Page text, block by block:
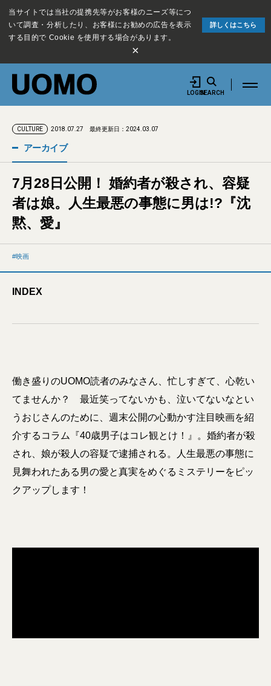
当サイトでは当社の提携先等がお客様のニーズ等につ
いて調査・分析したり、お客様にお勧めの広告を表示
する目的で Cookie を使用する場合があります。
詳しくはこちら
×
LOGINSEARCH
CULTURE 2018.07.27 最終更新日：2024.03.07
アーカイブ
7月28日公開！ 婚約者が殺され、容疑
者は娘。人生最悪の事態に男は!?『沈
黙、愛』
映画
INDEX
働き盛りのUOMO読者のみなさん、忙しすぎて、心乾い
てませんか？ 最近笑ってないかも、泣いてないなとい
うおじさんのために、週末公開の心動かす注目映画を紹
介するコラム『40歳男子はコレ観とけ！』。婚約者が殺
され、娘が殺人の容疑で逮捕される。人生最悪の事態に
見舞われたある男の愛と真実をめぐるミステリーをピッ
クアップします！